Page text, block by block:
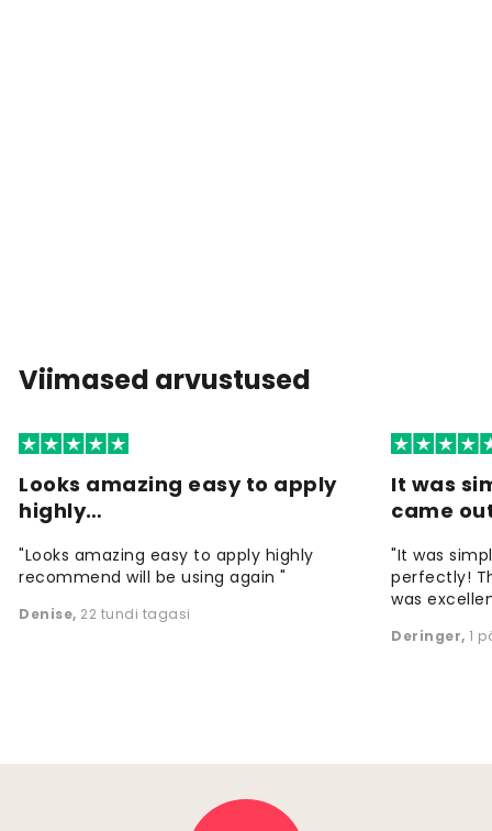
Viimased arvustused
Looks amazing easy to apply
highly…
"Looks amazing easy to apply highly
recommend will be using again "
Denise, 22 tundi tagasi
It was
came
"It was
perfectly!
was
Deringer, 1